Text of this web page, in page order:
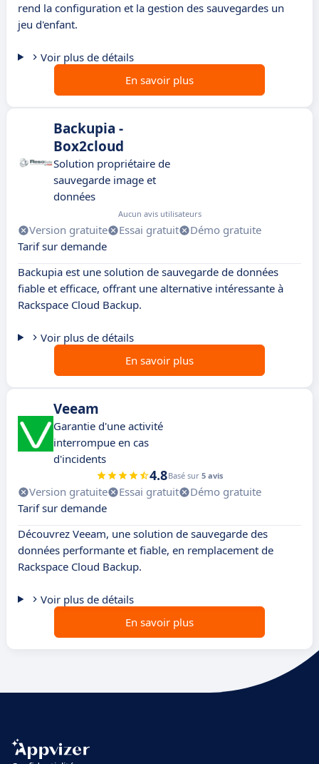
rend la configuration et la gestion des sauvegardes un
jeu d'enfant.
Voir plus de détails
En savoir plus
Backupia -
Box2cloud
Solution propriétaire de
sauvegarde image et
données
Aucun avis utilisateurs
Version gratuite Essai gratuit
Démo gratuite
Tarif sur demande
Backupia est une solution de sauvegarde de données
fiable et efficace, offrant une alternative intéressante à
Rackspace Cloud Backup.
Voir plus de détails
En savoir plus
Veeam
Garantie d'une activité
interrompue en cas
d'incidents
4.8Basé sur 5 avis
Version gratuite Essai gratuit
Démo gratuite
Tarif sur demande
Découvrez Veeam, une solution de sauvegarde des
données performante et fiable, en remplacement de
Rackspace Cloud Backup.
Voir plus de détails
En savoir plus